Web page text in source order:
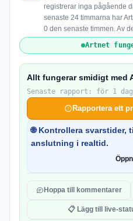
registrerar inga pågående
senaste 24 timmarna har
0 den senaste timmen. Av
Artnet
Allt fungerar smidigt med
Senaste rapport: för 1
Rapportera ett
🌐 Kontrollera svarstider,
anslutning i realtid.
Hoppa till kommentarer
📋 Lägg till live-